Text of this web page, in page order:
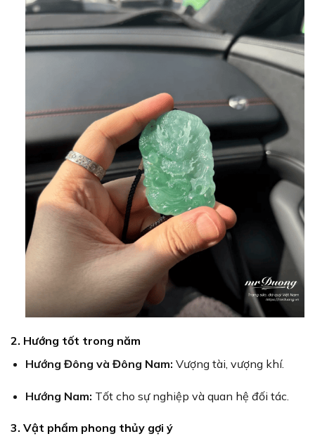
2. Hướng tốt trong năm
Hướng Đông và Đông Nam: Vượng tài, vượng khí.
Hướng Nam: Tốt cho sự nghiệp và quan hệ đối tác.
3. Vật phẩm phong thủy gợi ý